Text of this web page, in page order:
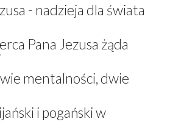
- nadzieja dla świata
Pana Jezusa żąda
mentalności, dwie
i pogański w